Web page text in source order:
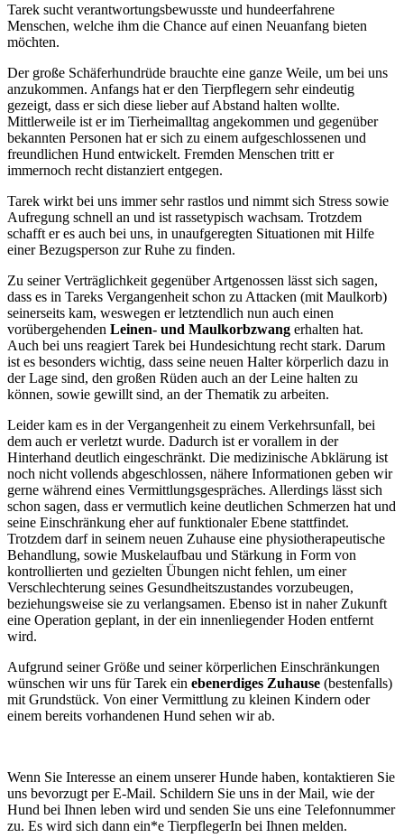
Tarek sucht verantwortungsbewusste und hundeerfahrene
Menschen, welche ihm die Chance auf einen Neuanfang bieten
möchten.
Der große Schäferhundrüde brauchte eine ganze Weile, um bei uns
anzukommen. Anfangs hat er den Tierpflegern sehr eindeutig
gezeigt, dass er sich diese lieber auf Abstand halten wollte.
Mittlerweile ist er im Tierheimalltag angekommen und gegenüber
bekannten Personen hat er sich zu einem aufgeschlossenen und
freundlichen Hund entwickelt. Fremden Menschen tritt er
immernoch recht distanziert entgegen.
Tarek wirkt bei uns immer sehr rastlos und nimmt sich Stress sowie
Aufregung schnell an und ist rassetypisch wachsam. Trotzdem
schafft er es auch bei uns, in unaufgeregten Situationen mit Hilfe
einer Bezugsperson zur Ruhe zu finden.
Zu seiner Verträglichkeit gegenüber Artgenossen lässt sich sagen,
dass es in Tareks Vergangenheit schon zu Attacken (mit Maulkorb)
seinerseits kam, weswegen er letztendlich nun auch einen
vorübergehenden Leinen- und Maulkorbzwang erhalten hat.
Auch bei uns reagiert Tarek bei Hundesichtung recht stark. Darum
ist es besonders wichtig, dass seine neuen Halter körperlich dazu in
der Lage sind, den großen Rüden auch an der Leine halten zu
können, sowie gewillt sind, an der Thematik zu arbeiten.
Leider kam es in der Vergangenheit zu einem Verkehrsunfall, bei
dem auch er verletzt wurde. Dadurch ist er vorallem in der
Hinterhand deutlich eingeschränkt. Die medizinische Abklärung ist
noch nicht vollends abgeschlossen, nähere Informationen geben wir
gerne während eines Vermittlungsgespräches. Allerdings lässt sich
schon sagen, dass er vermutlich keine deutlichen Schmerzen hat und
seine Einschränkung eher auf funktionaler Ebene stattfindet.
Trotzdem darf in seinem neuen Zuhause eine physiotherapeutische
Behandlung, sowie Muskelaufbau und Stärkung in Form von
kontrollierten und gezielten Übungen nicht fehlen, um einer
Verschlechterung seines Gesundheitszustandes vorzubeugen,
beziehungsweise sie zu verlangsamen. Ebenso ist in naher Zukunft
eine Operation geplant, in der ein innenliegender Hoden entfernt
wird.
Aufgrund seiner Größe und seiner körperlichen Einschränkungen
wünschen wir uns für Tarek ein ebenerdiges Zuhause (bestenfalls)
mit Grundstück. Von einer Vermittlung zu kleinen Kindern oder
einem bereits vorhandenen Hund sehen wir ab.
Wenn Sie Interesse an einem unserer Hunde haben, kontaktieren Sie
uns bevorzugt per E-Mail. Schildern Sie uns in der Mail, wie der
Hund bei Ihnen leben wird und senden Sie uns eine Telefonnummer
zu. Es wird sich dann ein*e TierpflegerIn bei Ihnen melden.